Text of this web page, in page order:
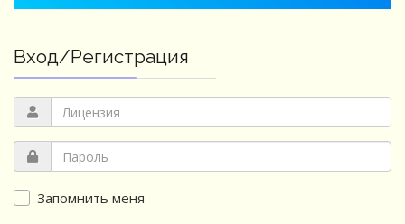
Вход/Регистрация
Запомнить меня